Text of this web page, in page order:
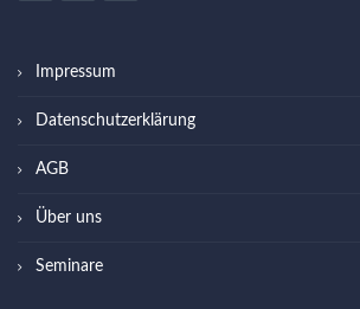
Impressum
Datenschutzerklärung
AGB
Über uns
Seminare